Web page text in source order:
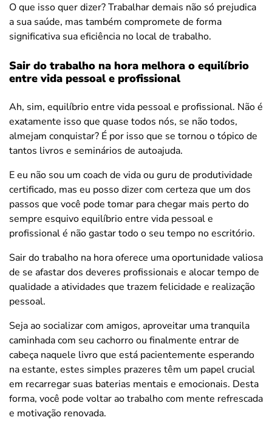
O que isso quer dizer? Trabalhar demais não só prejudica
a sua saúde, mas também compromete de forma
significativa sua eficiência no local de trabalho.
Sair do trabalho na hora melhora o equilíbrio
entre vida pessoal e profissional
Ah, sim, equilíbrio entre vida pessoal e profissional. Não é
exatamente isso que quase todos nós, se não todos,
almejam conquistar? É por isso que se tornou o tópico de
tantos livros e seminários de autoajuda.
E eu não sou um coach de vida ou guru de produtividade
certificado, mas eu posso dizer com certeza que um dos
passos que você pode tomar para chegar mais perto do
sempre esquivo equilíbrio entre vida pessoal e
profissional é não gastar todo o seu tempo no escritório.
Sair do trabalho na hora oferece uma oportunidade valiosa
de se afastar dos deveres profissionais e alocar tempo de
qualidade a atividades que trazem felicidade e realização
pessoal.
Seja ao socializar com amigos, aproveitar uma tranquila
caminhada com seu cachorro ou finalmente entrar de
cabeça naquele livro que está pacientemente esperando
na estante, estes simples prazeres têm um papel crucial
em recarregar suas baterias mentais e emocionais. Desta
forma, você pode voltar ao trabalho com mente refrescada
e motivação renovada.